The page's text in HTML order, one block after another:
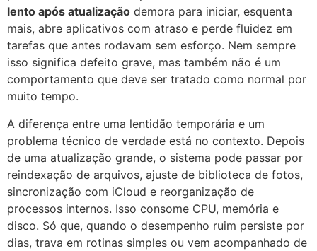
lento após atualização demora para iniciar, esquenta
mais, abre aplicativos com atraso e perde fluidez em
tarefas que antes rodavam sem esforço. Nem sempre
isso significa defeito grave, mas também não é um
comportamento que deve ser tratado como normal por
muito tempo.
A diferença entre uma lentidão temporária e um
problema técnico de verdade está no contexto. Depois
de uma atualização grande, o sistema pode passar por
reindexação de arquivos, ajuste de biblioteca de fotos,
sincronização com iCloud e reorganização de
processos internos. Isso consome CPU, memória e
disco. Só que, quando o desempenho ruim persiste por
dias, trava em rotinas simples ou vem acompanhado de